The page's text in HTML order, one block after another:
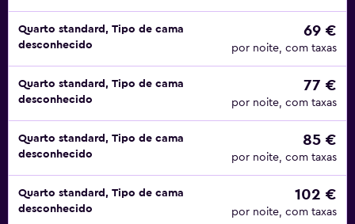
Quarto standard, Tipo de cama
desconhecido
69 €
por noite, com taxas
Quarto standard, Tipo de cama
desconhecido
77 €
por noite, com taxas
Quarto standard, Tipo de cama
desconhecido
85 €
por noite, com taxas
Quarto standard, Tipo de cama
desconhecido
102 €
por noite, com taxas